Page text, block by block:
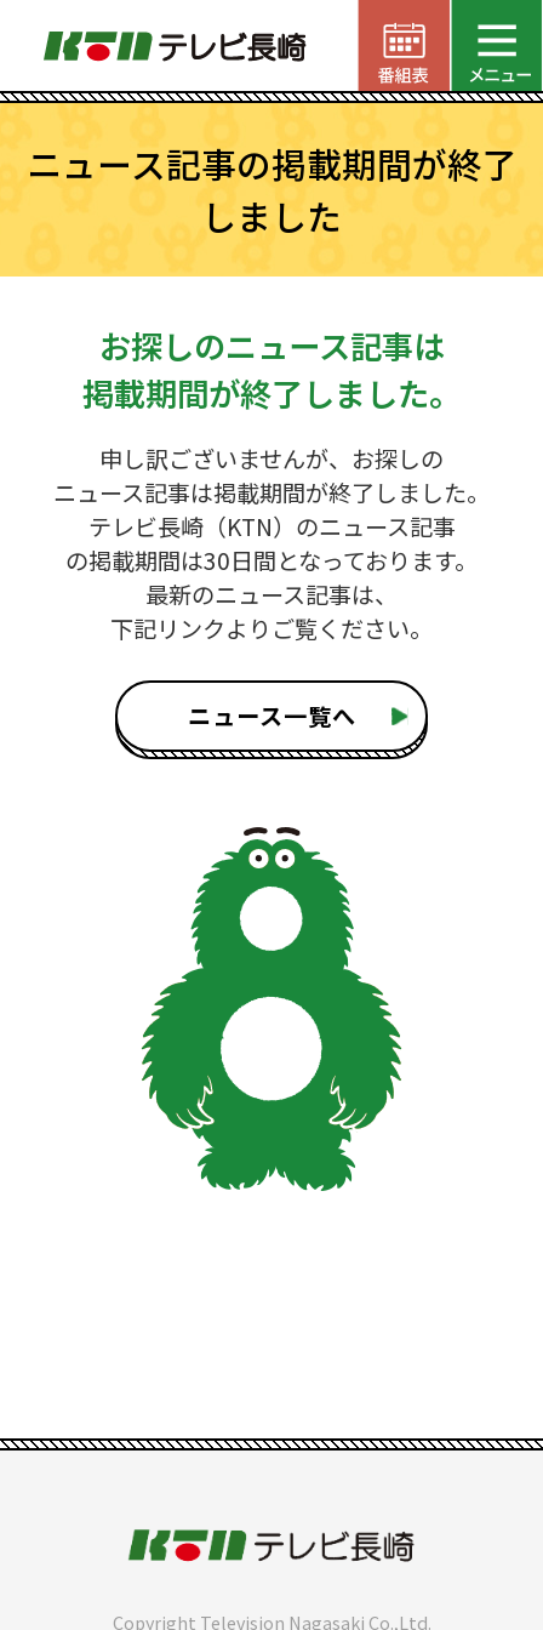
ニュース記事の掲載期間が終了
しました
お探しのニュース記事は
掲載期間が終了しました。
申し訳ございませんが、お探しの
ニュース記事は掲載期間が終了しました。
テレビ長崎（KTN）のニュース記事
の掲載期間は30日間となっております。
最新のニュース記事は、
下記リンクよりご覧ください。
ニュース一覧へ
Copyright Television Nagasaki Co.,Ltd.